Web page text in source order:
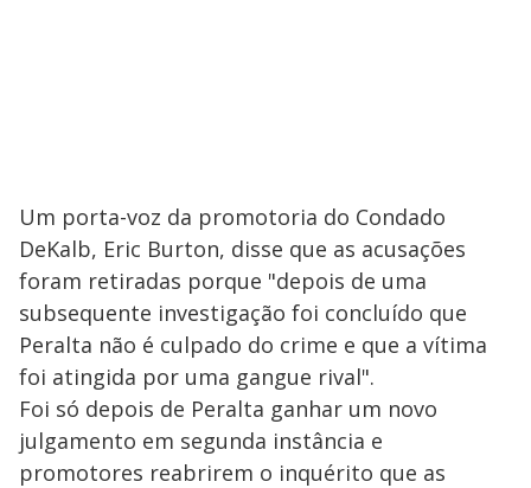
Um porta-voz da promotoria do Condado
DeKalb, Eric Burton, disse que as acusações
foram retiradas porque "depois de uma
subsequente investigação foi concluído que
Peralta não é culpado do crime e que a vítima
foi atingida por uma gangue rival".
Foi só depois de Peralta ganhar um novo
julgamento em segunda instância e
promotores reabrirem o inquérito que as